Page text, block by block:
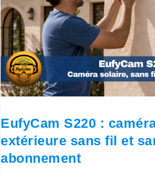
EufyCam S220 :
extérieure sans fil et
abonnement